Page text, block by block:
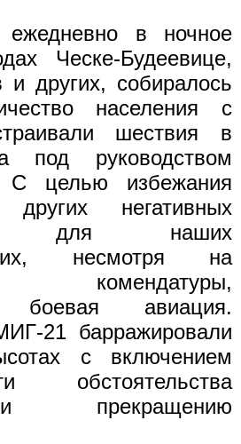
ежедневно в ночное
Ческе-Будеевице,
и других, собиралось
населения с
шествия в
под руководством
С целью избежания
негативных
для наших
несмотря на
комендатуры,
боевая авиация.
21 барражировали
с включением
прекращению